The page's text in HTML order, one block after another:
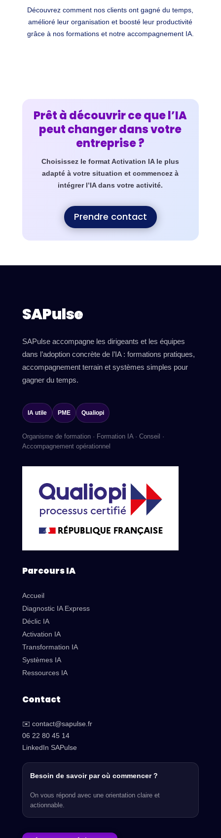
Découvrez comment nos clients ont gagné du temps,
amélioré leur organisation et boosté leur productivité
grâce à nos formations et notre accompagnement IA.
Prêt à découvrir ce que l’IA
peut changer dans votre
entreprise ?
Choisissez le format Activation IA le plus
adapté à votre situation et commencez à
intégrer l’IA dans votre activité.
Prendre contact
SAPulse
SAPulse accompagne les dirigeants et les équipes
dans l’adoption concrète de l’IA : formations pratiques,
accompagnement terrain et systèmes simples pour
gagner du temps.
IA utile PME Qualiopi
Organisme de formation · Formation IA · Conseil ·
Accompagnement opérationnel
Parcours IA
Accueil
Diagnostic IA Express
Déclic IA
Activation IA
Transformation IA
Systèmes IA
Ressources IA
Contact
✉️ contact@sapulse.fr
06 22 80 45 14
LinkedIn SAPulse
Besoin de savoir par où commencer ?
On vous répond avec une orientation claire et
actionnable.